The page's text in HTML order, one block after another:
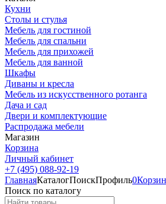
Кухни
Столы и стулья
Мебель для гостиной
Мебель для спальни
Мебель для прихожей
Мебель для ванной
Шкафы
Диваны и кресла
Мебель из искусственного ротанга
Дача и сад
Двери и комплектующие
Распродажа мебели
Магазин
Корзина
Личный кабинет
+7 (495) 088-92-19
ГлавнаяКаталогПоискПрофиль0
Поиск по каталогу